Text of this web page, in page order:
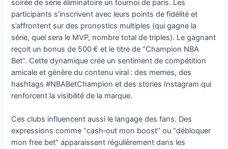
soirée de série éliminatoire un tournoi de paris. Les
participants s’inscrivent avec leurs points de fidélité et
s’affrontent sur des pronostics multiples (qui gagne la
série, quel sera le MVP, nombre total de triples). Le gagnant
reçoit un bonus de 500 € et le titre de “Champion NBA
Bet”. Cette dynamique crée un sentiment de compétition
amicale et génère du contenu viral : des memes, des
hashtags #NBABetChampion et des stories Instagram qui
renforcent la visibilité de la marque.
Ces clubs influencent aussi le langage des fans. Des
expressions comme “cash‑out mon boost” ou “débloquer
mon free bet” apparaissent régulièrement dans les